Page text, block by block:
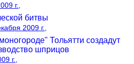
г.,
битвы
2009 г.,
Тольятти создадут
шприцов
г.,